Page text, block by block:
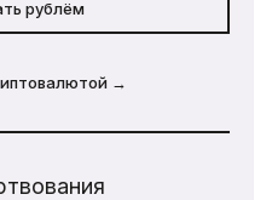
рублём
→